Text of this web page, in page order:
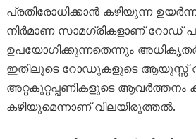
പ്രതിരോധിക്കാൻ കഴിയുന്ന
നിർമാണ സാമഗ്രികളാണ് റോഡ്
ഉപയോഗിക്കുന്നതെന്നും അധികൃതർ
ഇതിലൂടെ റോഡുകളുടെ ആയുസ്സ്
അറ്റകുറ്റപ്പണികളുടെ ആവർത്തനം
കഴിയുമെന്നാണ് വിലയിരുത്തൽ.